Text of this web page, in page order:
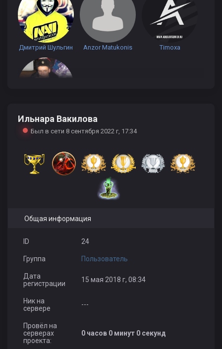
Дмитрий Шульгин Anzor Matukonis Timoxa
Buxarik
Ильнара Вакилова
Был в сети 8 сентября 2022 г, 17:34
Общая информация
ID 24
Группа Пользователь
Дата
регистрации
15 мая 2018 г, 08:34
Ник на
сервере
---
Провёл на
серверах
проекта:
0 часов 0 минут 0 секунд